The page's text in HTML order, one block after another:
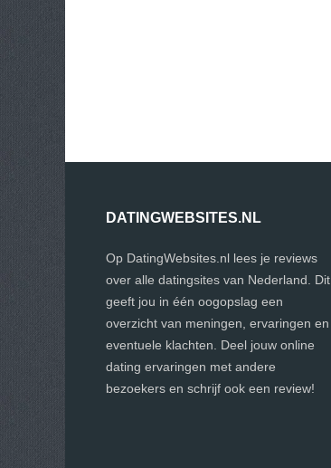
DATINGWEBSITES.NL
Op DatingWebsites.nl lees je reviews
over alle datingsites van Nederland. Dit
geeft jou in één oogopslag een
overzicht van meningen, ervaringen en
eventuele klachten. Deel jouw online
dating ervaringen met andere
bezoekers en schrijf ook een review!